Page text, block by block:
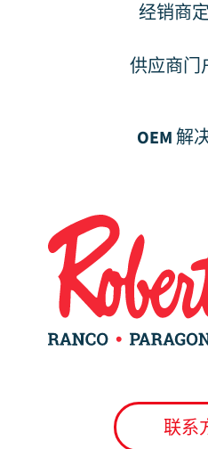
经销商
供应商门
OEM 解
联系